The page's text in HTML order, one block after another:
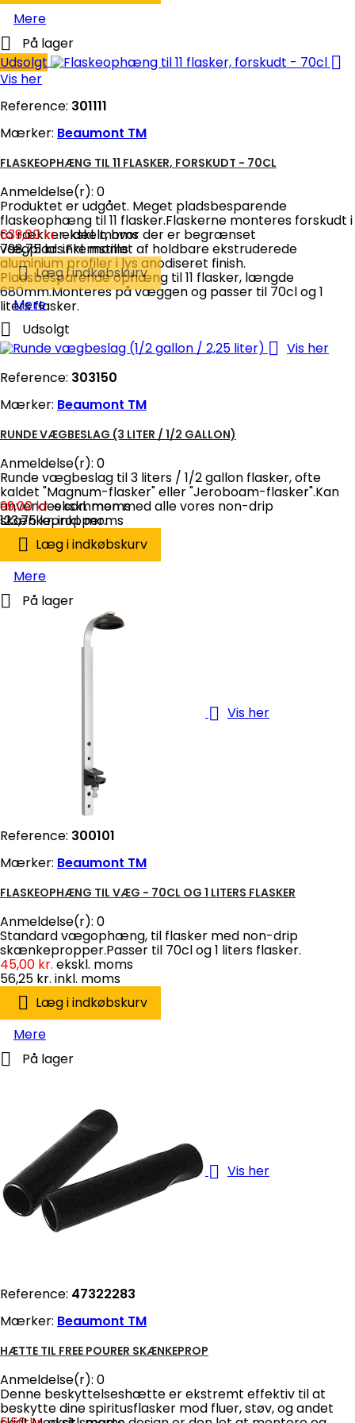
Mere

På lager
Udsolgt

Vis her
Reference: 301111
Mærker: Beaumont TM
FLASKEOPHÆNG TIL 11 FLASKER, FORSKUDT - 70CL
Anmeldelse(r): 0
Produktet er udgået. Meget pladsbesparende
flaskeophæng til 11 flasker.Flaskerne monteres forskudt i
to rækker. Ideelt, hvor der er begrænset
vægplads.Fremstillet af holdbare ekstruderede
aluminium profiler i lys anodiseret finish.
Pladsbesparende ophæng til 11 flasker, længde
680mm.Monteres på væggen og passer til 70cl og 1
liters flasker.
639,00 kr.ekskl. moms
798,75 kr.inkl. moms
 Læg i indkøbskurv
Mere
 Udsolgt
 Vis her
Reference: 303150
Mærker: Beaumont TM
RUNDE VÆGBESLAG (3 LITER / 1/2 GALLON)
Anmeldelse(r): 0
Runde vægbeslag til 3 liters / 1/2 gallon flasker, ofte
kaldet "Magnum-flasker" eller "Jeroboam-flasker".Kan
anvendes sammen med alle vores non-drip
skænkepropper.
99,00 kr.ekskl. moms
123,75 kr.inkl. moms
 Læg i indkøbskurv
Mere
 På lager
 Vis her
Reference: 300101
Mærker: Beaumont TM
FLASKEOPHÆNG TIL VÆG - 70CL OG 1 LITERS FLASKER
Anmeldelse(r): 0
Standard vægophæng, til flasker med non-drip
skænkepropper.Passer til 70cl og 1 liters flasker.
45,00 kr. ekskl. moms
56,25 kr. inkl. moms
 Læg i indkøbskurv
Mere
 På lager
 Vis her
Reference: 47322283
Mærker: Beaumont TM
HÆTTE TIL FREE POURER SKÆNKEPROP
Anmeldelse(r): 0
Denne beskyttelseshætte er ekstremt effektiv til at
beskytte dine spiritusflasker mod fluer, støv, og andet